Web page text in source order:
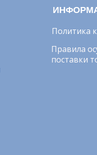
Политика
Правила
поставки